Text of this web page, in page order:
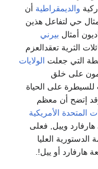
والديمقراطية أن
حي لتفاعل هذين
أمثال بيرني
الثرية تعقدالعزم
التي جعلت الولايات
على خلق
للسيطرة على الحياة
إتضح أن معظم
المتحدة الأمريكية
وييل, فعلى
العليا
هارفارد أو ييل!.